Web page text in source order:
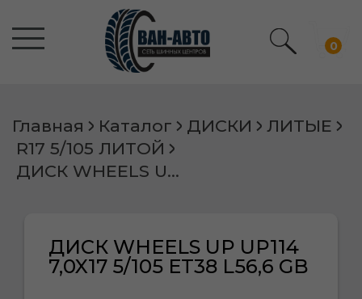
0
Главная Каталог ДИСКИ
ЛИТЫЕ
R17 5/105 ЛИТОЙ
ДИСК WHEELS UP UP114 7,0X17 5/105 ET38 L56,6 GB
ДИСК WHEELS UP UP114
7,0X17 5/105 ET38 L56,6 GB